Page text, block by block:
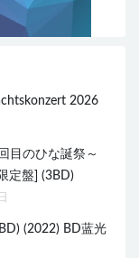
2026
目のひな誕祭～
定盤] (3BD)
(2022) BD蓝光